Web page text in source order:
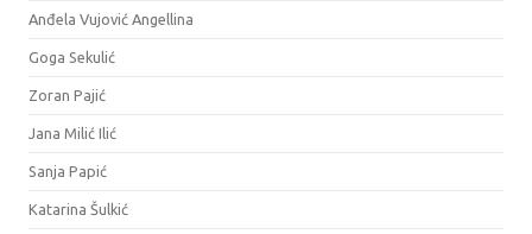
Anđela Vujović Angellina
Goga Sekulić
Zoran Pajić
Jana Milić Ilić
Sanja Papić
Katarina Šulkić